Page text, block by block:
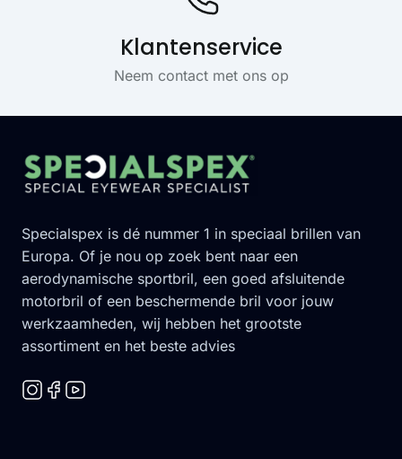
Klantenservice
Neem contact met ons op
Specialspex is dé nummer 1 in speciaal brillen van
Europa. Of je nou op zoek bent naar een
aerodynamische sportbril, een goed afsluitende
motorbril of een beschermende bril voor jouw
werkzaamheden, wij hebben het grootste
assortiment en het beste advies